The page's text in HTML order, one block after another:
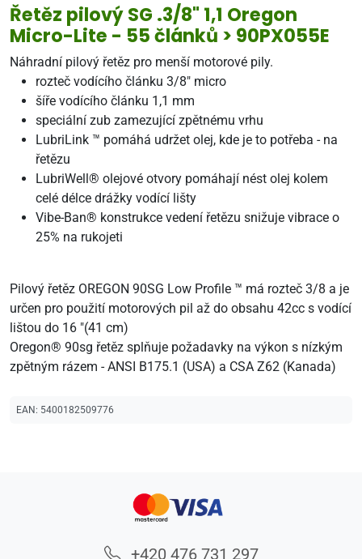
Řetěz pilový SG .3/8" 1,1 Oregon
Micro-Lite - 55 článků > 90PX055E
Náhradní pilový řetěz pro menší motorové pily.
rozteč vodícího článku 3/8" micro
šíře vodícího článku 1,1 mm
speciální zub zamezující zpětnému vrhu
LubriLink ™ pomáhá udržet olej, kde je to potřeba - na
řetězu
LubriWell® olejové otvory pomáhají nést olej kolem
celé délce drážky vodící lišty
Vibe-Ban® konstrukce vedení řetězu snižuje vibrace o
25% na rukojeti
Pilový řetěz OREGON 90SG Low Profile ™ má rozteč 3/8 a je
určen pro použití motorových pil až do obsahu 42cc s vodící
lištou do 16 "(41 cm)
Oregon® 90sg řetěz splňuje požadavky na výkon s nízkým
zpětným rázem - ANSI B175.1 (USA) a CSA Z62 (Kanada)
EAN: 5400182509776
+420 476 731 297